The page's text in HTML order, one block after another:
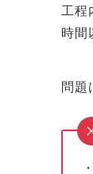
工程
時間
問題